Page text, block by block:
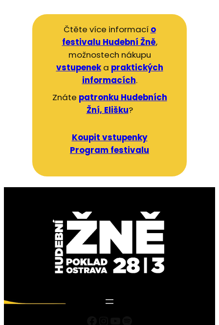
Čtěte více informací o
festivalu Hudební Žně,
možnostech nákupu
vstupeneka praktických
informacích.
Znáte patronku Hudebních
Žní, Elišku?
Koupit vstupenky
Program festivalu